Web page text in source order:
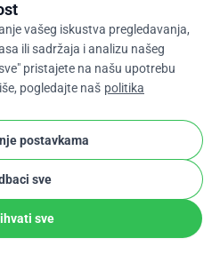
500+ recenzija
i kolačići
checkProvjereni Partner
vašeg iskustva pregledavanja,
ili sadržaja i analizu našeg
pristajete na našu upotrebu
pogledajte naš politika
postavkama
sve
sve